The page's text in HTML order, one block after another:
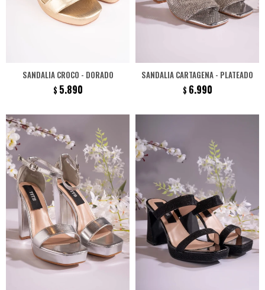
SANDALIA CROCO - DORADO
$ 5.890
SANDALIA CARTAGENA - PLATEADO
$ 6.990